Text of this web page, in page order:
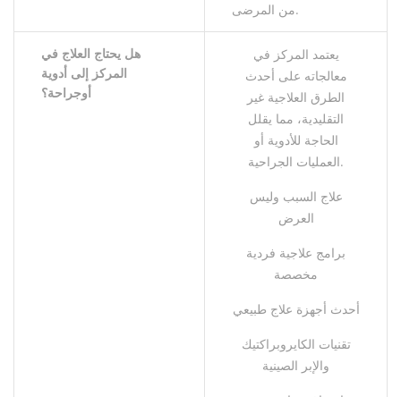
من المرضى.
هل يحتاج العلاج في
المركز إلى أدوية
أوجراحة؟
يعتمد المركز في
معالجاته على أحدث
الطرق العلاجية غير
التقليدية، مما يقلل
الحاجة للأدوية أو
العمليات الجراحية.
علاج السبب وليس
العرض
برامج علاجية فردية
مخصصة
أحدث أجهزة علاج طبيعي
تقنيات الكايروبراكتيك
والإبر الصينية